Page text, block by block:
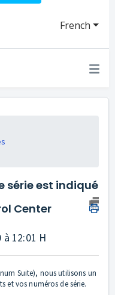
French
série est indiqué
Center
12:01 H
Suite), nous utilisons un
et vos numéros de série.